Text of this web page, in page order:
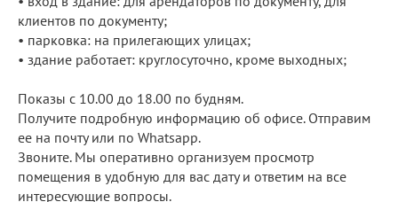
клиентов по документу;
• парковка: на прилегающих улицах;
• здание работает: круглосуточно, кроме выходных;
Показы с 10.00 до 18.00 по будням.
Получите подробную информацию об офисе. Отправим
ее на почту или по Whatsapp.
Звоните. Мы оперативно организуем просмотр
помещения в удобную для вас дату и ответим на все
интересующие вопросы.